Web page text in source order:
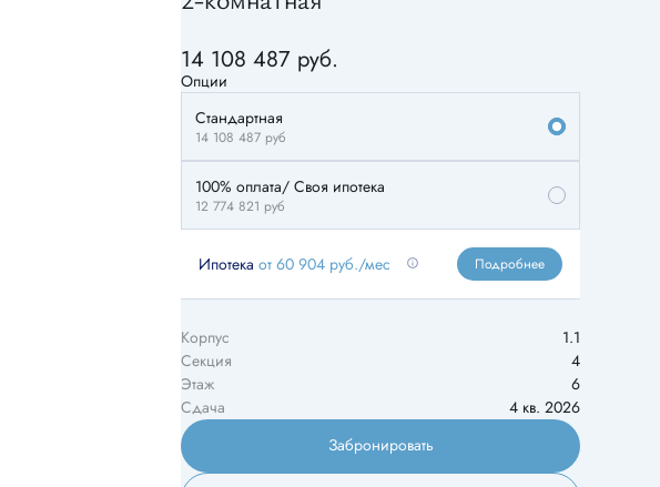
14 108 487 руб.
Опции
Стандартная
14 108 487 руб
100% оплата/ Своя ипотека
12 774 821 руб
Ипотека от 60 904 руб./мес Подробнее
Корпус
1.1
Секция
4
Этаж
6
Сдача
4 кв. 2026
Забронировать